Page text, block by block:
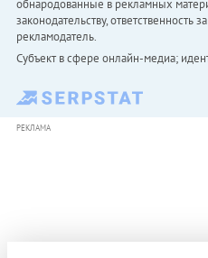
обнародованные в рекламных
законодательству, ответственность
рекламодатель.
Субъект в сфере онлайн-медиа;
РЕКЛАМА